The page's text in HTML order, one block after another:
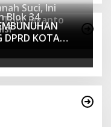
Suci, Ini
Tour Jayanto
Blok 34
DPRD KOTA
ANGGOTA